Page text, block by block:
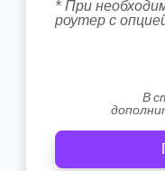
* При
роутер с
В